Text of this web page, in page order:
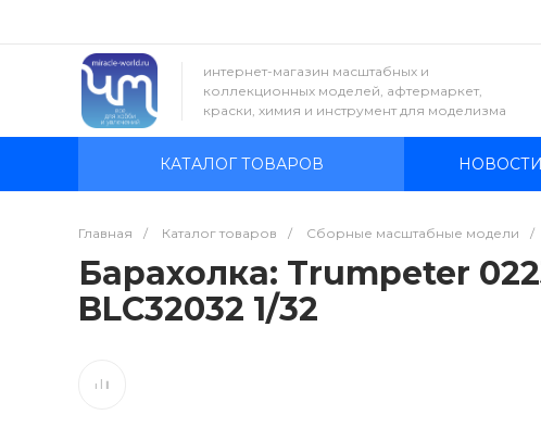
интернет-магазин масштабных и
коллекционных моделей, афтермаркет,
краски, химия и инструмент для моделизма
КАТАЛОГ ТОВАРОВ НОВОСТИ
Главная / Каталог товаров / Сборные масштабные модели /
Барахолка: Trumpeter
BLC32032 1/32